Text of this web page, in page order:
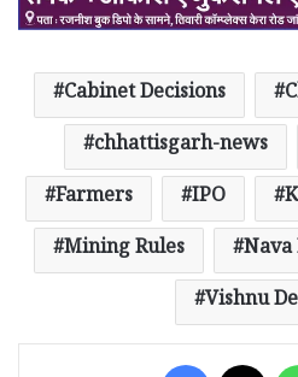
Cabinet Decisions
chhattisgarh-news
Farmers
IPO
Mining Rules
Vishnu
Facebook